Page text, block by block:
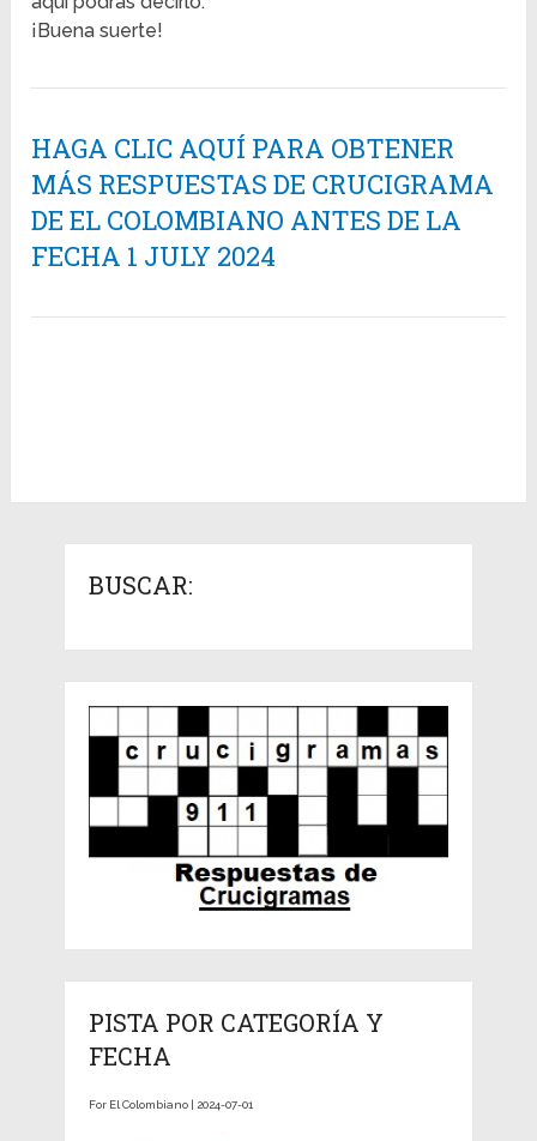
¡Buena suerte!
HAGA CLIC AQUÍ PARA OBTENER
MÁS RESPUESTAS DE CRUCIGRAMA
DE EL COLOMBIANO ANTES DE LA
FECHA 1 JULY 2024
BUSCAR:
PISTA POR CATEGORÍA Y
FECHA
For El Colombiano | 2024-07-01